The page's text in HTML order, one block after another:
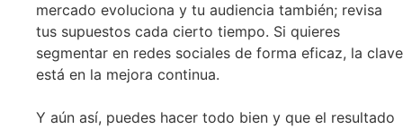
mercado evoluciona y tu audiencia también; revisa
tus supuestos cada cierto tiempo. Si quieres
segmentar en redes sociales de forma eficaz, la clave
está en la mejora continua.
Y aún así, puedes hacer todo bien y que el resultado